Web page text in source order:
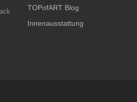
TOPofART Blog
Innenausstattung